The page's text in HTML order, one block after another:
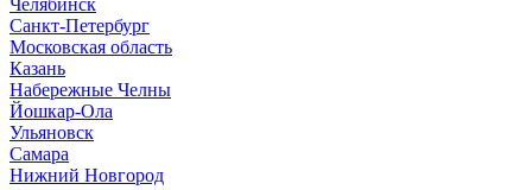
Челябинск
Санкт-Петербург
Московская область
Казань
Набережные Челны
Йошкар-Ола
Ульяновск
Самара
Нижний Новгород